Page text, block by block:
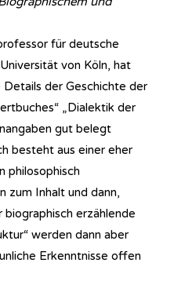
für deutsche
von Köln, hat
der Geschichte der
„Dialektik der
gut belegt
besteht aus einer eher
philosophisch
zum Inhalt und dann,
erzählende
werden dann aber
Erkenntnisse offen